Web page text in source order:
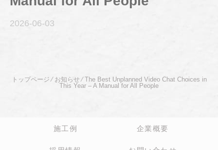
2026-06-03
トップページ ⁄ お知らせ⁄The Best Unplanned Video Chat Choices in
This Year – A Manual for All People
施工例 企業概要